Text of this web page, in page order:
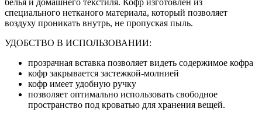
белья и домашнего текстиля. Кофр изготовлен из
специального нетканого материала, который позволяет
воздуху проникать внутрь, не пропуская пыль.
УДОБСТВО В ИСПОЛЬЗОВАНИИ:
прозрачная вставка позволяет видеть содержимое кофра
кофр закрывается застежкой-молнией
кофр имеет удобную ручку
позволяет оптимально использовать свободное
пространство под кроватью для хранения вещей.